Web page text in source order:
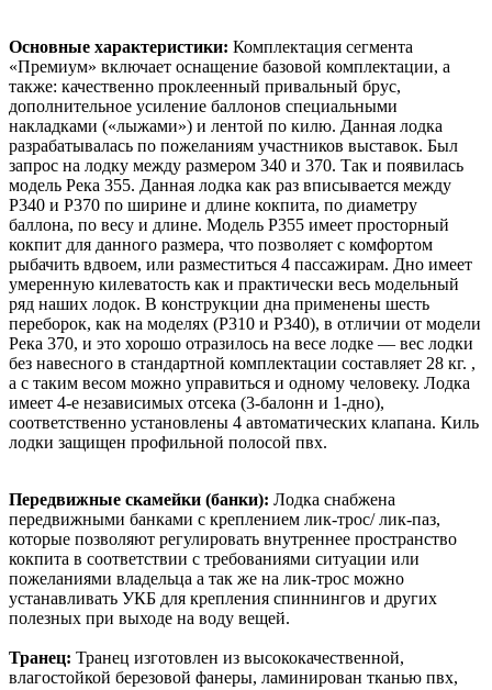
Основные характеристики: Комплектация сегмента
«Премиум» включает оснащение базовой комплектации, а
также: качественно проклеенный привальный брус,
дополнительное усиление баллонов специальными
накладками («лыжами») и лентой по килю. Данная лодка
разрабатывалась по пожеланиям участников выставок. Был
запрос на лодку между размером 340 и 370. Так и появилась
модель Река 355. Данная лодка как раз вписывается между
Р340 и Р370 по ширине и длине кокпита, по диаметру
баллона, по весу и длине. Модель Р355 имеет просторный
кокпит для данного размера, что позволяет с комфортом
рыбачить вдвоем, или разместиться 4 пассажирам. Дно имеет
умеренную килеватость как и практически весь модельный
ряд наших лодок. В конструкции дна применены шесть
переборок, как на моделях (Р310 и Р340), в отличии от модели
Река 370, и это хорошо отразилось на весе лодке — вес лодки
без навесного в стандартной комплектации составляет 28 кг. ,
а с таким весом можно управиться и одному человеку. Лодка
имеет 4-е независимых отсека (3-балонн и 1-дно),
соответственно установлены 4 автоматических клапана. Киль
лодки защищен профильной полосой пвх.
Передвижные скамейки (банки): Лодка снабжена
передвижными банками с креплением лик-трос/ лик-паз,
которые позволяют регулировать внутреннее пространство
кокпита в соответствии с требованиями ситуации или
пожеланиями владельца а так же на лик-трос можно
устанавливать УКБ для крепления спиннингов и других
полезных при выходе на воду вещей.
Транец: Транец изготовлен из высококачественной,
влагостойкой березовой фанеры, ламинирован тканью пвх,